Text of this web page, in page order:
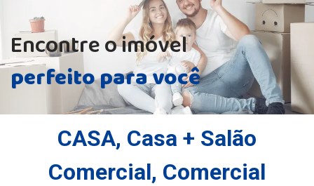
Encontre o imóvel
perfeito para você
CASA, Casa + Salão
Comercial, Comercial